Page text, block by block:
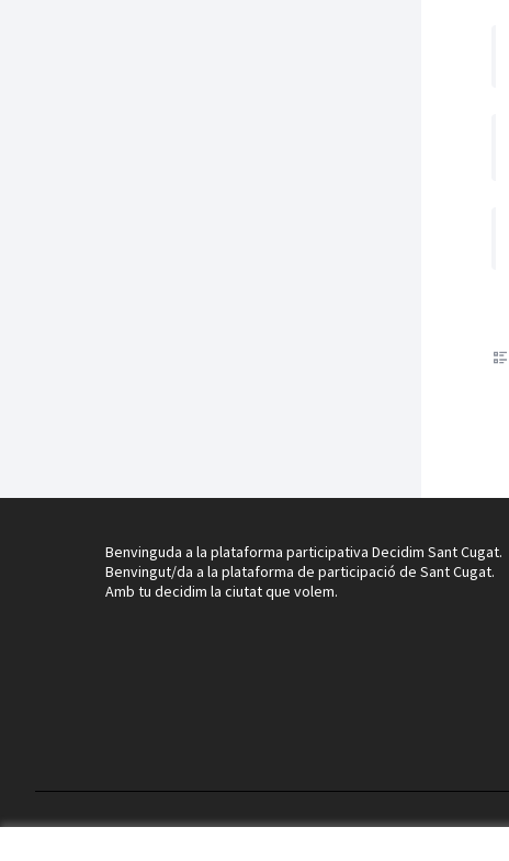
Benvinguda a la plataforma participativa Decidim Sant Cugat.
Benvingut/da a la plataforma de participació de Sant Cugat.
Amb tu decidim la ciutat que volem.